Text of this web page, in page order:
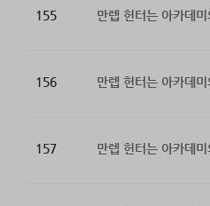
155 만렙 헌터는 아카데
156 만렙 헌터는 아카데
157 만렙 헌터는 아카데